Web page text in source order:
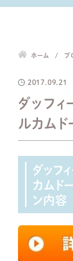
ホーム ブ
2017.09.21
ダッフィ
ルカムド
ダッフ
カムド
ン内容